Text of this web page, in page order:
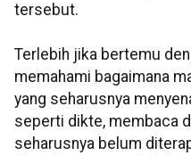
tersebut.
Terlebih jika bertemu
memahami bagaimana
yang seharusnya
seperti dikte, membaca
seharusnya belum